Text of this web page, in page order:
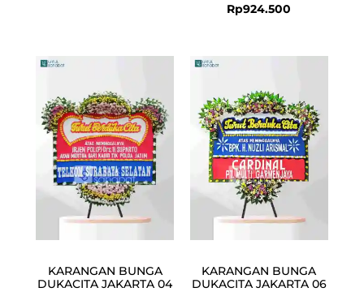
Rp924.500
KARANGAN BUNGA
DUKACITA JAKARTA 04
was:
Rp949.000.
is:
Rp924.500.
KARANGAN BUNGA
DUKACITA JAKARTA 06
was:
Rp949.000.
is:
Rp924.500.